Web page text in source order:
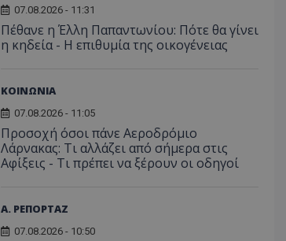
07.08.2026 - 11:31
Πέθανε η Έλλη Παπαντωνίου: Πότε θα γίνει
η κηδεία - Η επιθυμία της οικογένειας
ΚΟΙΝΩΝΙΑ
07.08.2026 - 11:05
Προσοχή όσοι πάνε Αεροδρόμιο
Λάρνακας: Τι αλλάζει από σήμερα στις
Αφίξεις - Τι πρέπει να ξέρουν οι οδηγοί
Α. ΡΕΠΟΡΤΑΖ
07.08.2026 - 10:50